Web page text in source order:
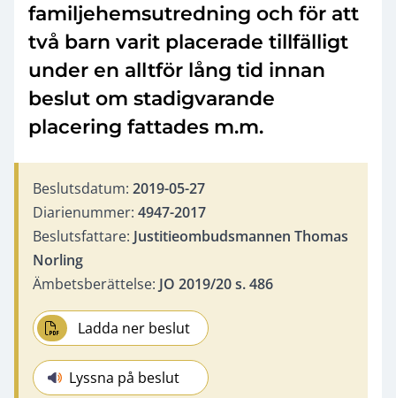
familjehemsutredning och för att
två barn varit placerade tillfälligt
under en alltför lång tid innan
beslut om stadigvarande
placering fattades m.m.
Beslutsdatum: 2019-05-27
Diarienummer: 4947-2017
Beslutsfattare: Justitieombudsmannen Thomas
Norling
Ämbetsberättelse: JO 2019/20 s. 486
Ladda ner beslut
Lyssna på beslut